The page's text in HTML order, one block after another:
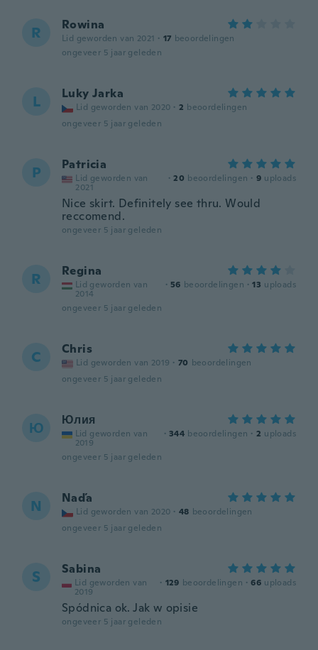
R Rowina
Lid geworden van 2021 · 17 beoordelingen
ongeveer 5 jaar geleden
L Luky Jarka
Lid geworden van 2020 · 2 beoordelingen
ongeveer 5 jaar geleden
P Patricia
Lid geworden van
2021
· 20 beoordelingen · 9 uploads
Nice skirt. Definitely see thru. Would
reccomend.
ongeveer 5 jaar geleden
R Regina
Lid geworden van
2014
· 56 beoordelingen · 13 uploads
ongeveer 5 jaar geleden
C Chris
Lid geworden van 2019 · 70 beoordelingen
ongeveer 5 jaar geleden
Ю Юлия
Lid geworden van
2019
· 344 beoordelingen · 2 uploads
ongeveer 5 jaar geleden
N Naďa
Lid geworden van 2020 · 48 beoordelingen
ongeveer 5 jaar geleden
S Sabina
Lid geworden van
2019
· 129 beoordelingen · 66 uploads
Spódnica ok. Jak w opisie
ongeveer 5 jaar geleden